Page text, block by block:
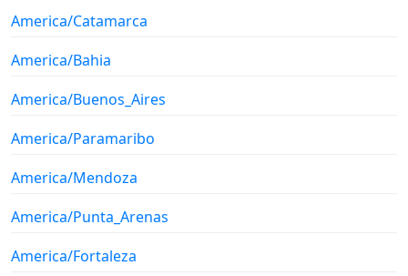
America/Catamarca
America/Bahia
America/Buenos_Aires
America/Paramaribo
America/Mendoza
America/Punta_Arenas
America/Fortaleza